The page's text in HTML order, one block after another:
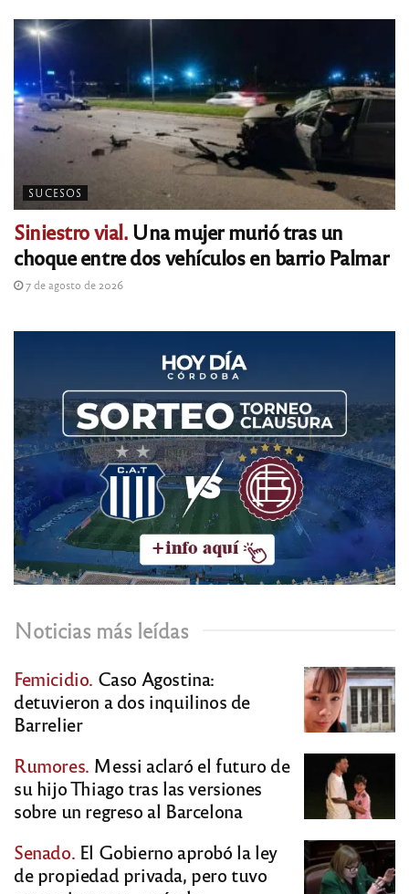
SUCESOS
Siniestro vial.Una mujer murió tras un
choque entre dos vehículos en barrio Palmar
7 de agosto de 2026
Noticias más leídas
Femicidio. Caso Agostina:
detuvieron a dos inquilinos de
Barrelier
Rumores. Messi aclaró el futuro de
su hijo Thiago tras las versiones
sobre un regreso al Barcelona
Senado. El Gobierno aprobó la ley
de propiedad privada, pero tuvo